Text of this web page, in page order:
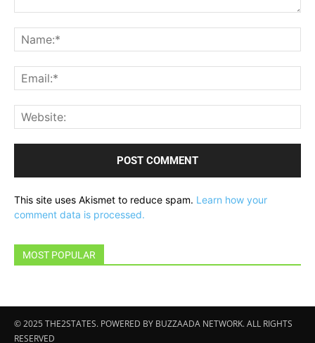
This site uses Akismet to reduce spam. Learn how your
comment data is processed.
MOST POPULAR
© 2025 THE2STATES. POWERED BY BUZZAADA NETWORK. ALL RIGHTS
RESERVED